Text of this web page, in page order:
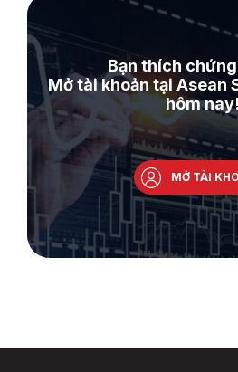
Bạn thích
Mở tài khoản tại Asean
hôm nay!
MỞ TÀI